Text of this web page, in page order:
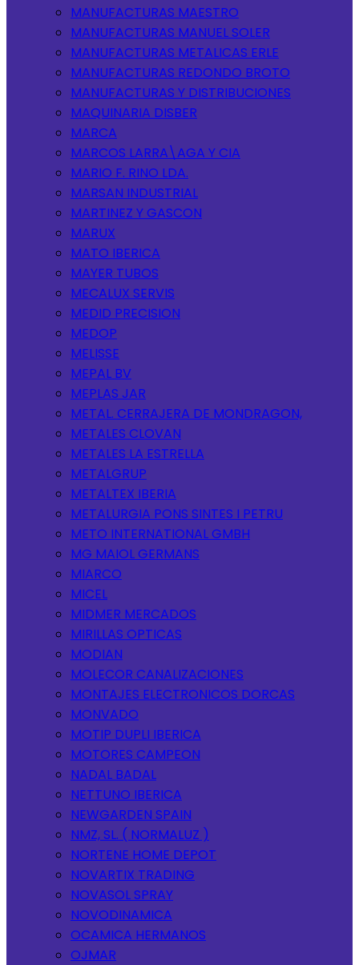
MANUFACTURAS MAESTRO
MANUFACTURAS MANUEL SOLER
MANUFACTURAS METALICAS ERLE
MANUFACTURAS REDONDO BROTO
MANUFACTURAS Y DISTRIBUCIONES
MAQUINARIA DISBER
MARCA
MARCOS LARRA\AGA Y CIA
MARIO F. RINO LDA.
MARSAN INDUSTRIAL
MARTINEZ Y GASCON
MARUX
MATO IBERICA
MAYER TUBOS
MECALUX SERVIS
MEDID PRECISION
MEDOP
MELISSE
MEPAL BV
MEPLAS JAR
METAL. CERRAJERA DE MONDRAGON,
METALES CLOVAN
METALES LA ESTRELLA
METALGRUP
METALTEX IBERIA
METALURGIA PONS SINTES I PETRU
METO INTERNATIONAL GMBH
MG MAIOL GERMANS
MIARCO
MICEL
MIDMER MERCADOS
MIRILLAS OPTICAS
MODIAN
MOLECOR CANALIZACIONES
MONTAJES ELECTRONICOS DORCAS
MONVADO
MOTIP DUPLI IBERICA
MOTORES CAMPEON
NADAL BADAL
NETTUNO IBERICA
NEWGARDEN SPAIN
NMZ, SL. ( NORMALUZ )
NORTENE HOME DEPOT
NOVARTIX TRADING
NOVASOL SPRAY
NOVODINAMICA
OCAMICA HERMANOS
OJMAR